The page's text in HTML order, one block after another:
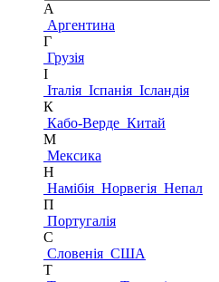
А
Аргентина
Г
Грузія
І
Італія Іспанія Ісландія
К
Кабо-Верде Китай
М
Мексика
Н
Намібія Норвегія Непал
П
Португалія
С
Словенія США
Т